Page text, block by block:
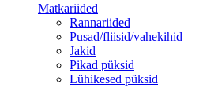
Matkariided
Rannariided
Pusad/fliisid/vahekihid
Jakid
Pikad püksid
Lühikesed püksid